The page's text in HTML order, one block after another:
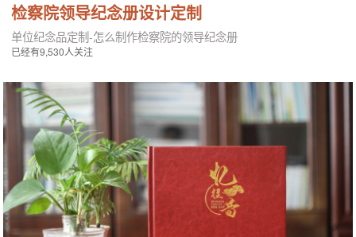
检察院领导纪念册设计定制
单位纪念品定制-怎么制作检察院的领导纪念册
已经有9,530人关注